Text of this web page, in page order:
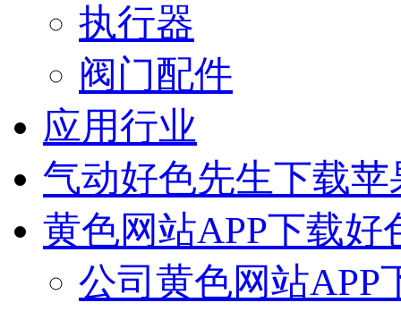
执行器
阀门配件
应用行业
气动好色先生下载
黄色网站APP下载好
公司黄色网站APP